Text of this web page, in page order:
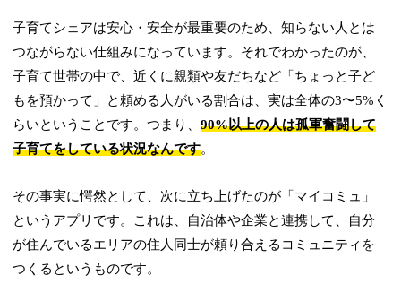
子育てシェアは安心・安全が最重要のため、知らない人とは
つながらない仕組みになっています。それでわかったのが、
子育て世帯の中で、近くに親類や友だちなど「ちょっと子ど
もを預かって」と頼める人がいる割合は、実は全体の3〜5%く
らいということです。つまり、90%以上の人は孤軍奮闘して
子育てをしている状況なんです。
その事実に愕然として、次に立ち上げたのが「マイコミュ」
というアプリです。これは、自治体や企業と連携して、自分
が住んでいるエリアの住人同士が頼り合えるコミュニティを
つくるというものです。